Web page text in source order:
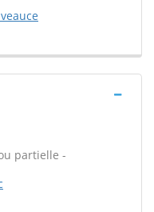
partielle -